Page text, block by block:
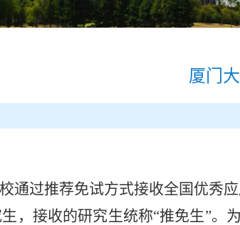
厦门
通过推荐免试方式接收全国优秀
，接收的研究生统称“推免生”。